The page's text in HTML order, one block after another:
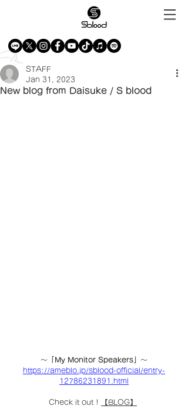
New blog from Daisuke / S blood
STAFF
Jan 31, 2023
〜 「My Monitor Speakers」 〜
https://ameblo.jp/sblood-official/entry-
12786231891.html
Check it out ! 【BLOG】